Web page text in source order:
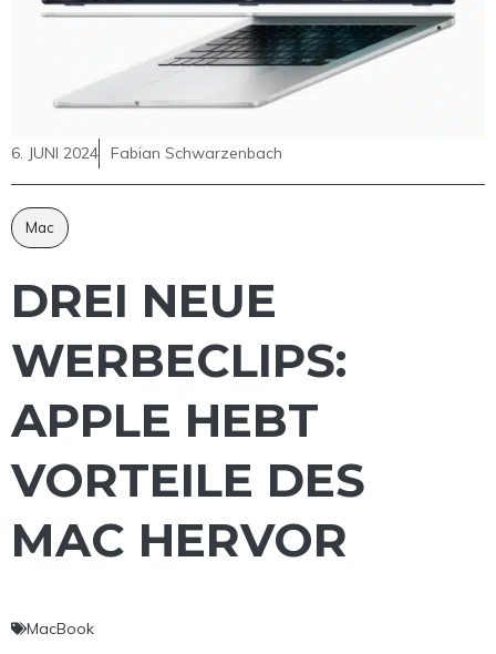
6. JUNI 2024 Fabian Schwarzenbach
Mac
DREI NEUE
WERBECLIPS:
APPLE HEBT
VORTEILE DES
MAC HERVOR
MacBook